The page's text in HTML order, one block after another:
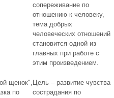
сопереживание по
отношению к человеку,
тема добрых
человеческих отношений
становится одной из
главных при работе с
этим произведением.
щенок",
по
Цель – развитие чувства
сострадания по